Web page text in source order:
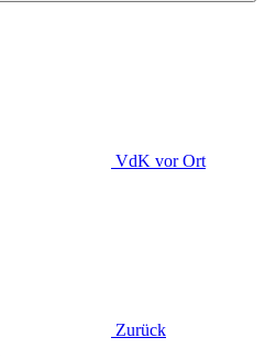
VdK vor Ort
Zurück